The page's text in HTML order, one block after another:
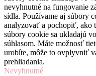
nevyhnutné na fungovanie
sídla. Používame aj súbory
analyzovať a pochopiť, ako
súbory cookie sa ukladajú
súhlasom. Máte možnosť
urobíte, môže to ovplyvniť
prehliadania.
Nevyhnutné